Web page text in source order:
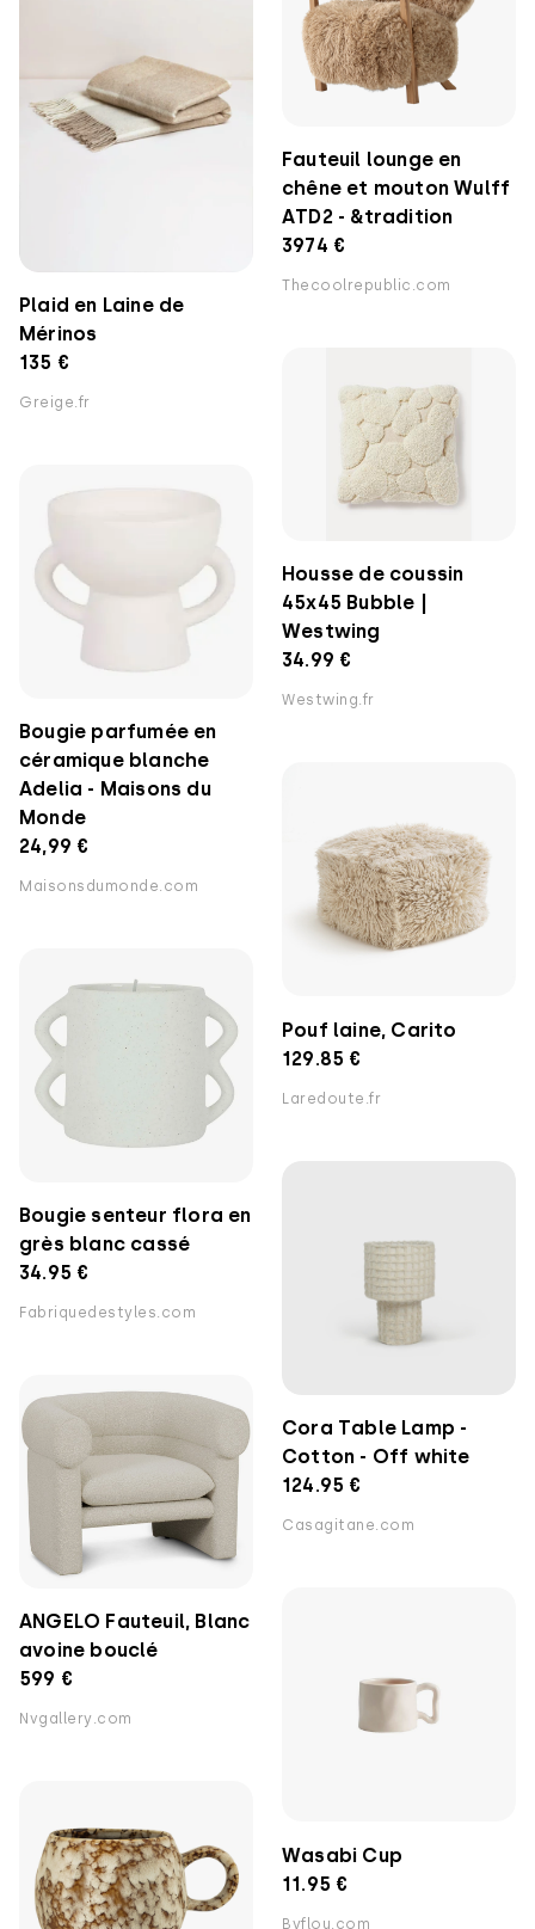
Fauteuil lounge en
chêne et mouton Wulff
ATD2 - &tradition
3974 €
Thecoolrepublic.com
Plaid en Laine de
Mérinos
135 €
Greige.fr
Housse de coussin
45x45 Bubble |
Westwing
34.99 €
Westwing.fr
Bougie parfumée en
céramique blanche
Adelia - Maisons du
Monde
24,99 €
Maisonsdumonde.com
Pouf laine, Carito
129.85 €
Laredoute.fr
Bougie senteur flora en
grès blanc cassé
34.95 €
Fabriquedestyles.com
Cora Table Lamp -
Cotton - Off white
124.95 €
Casagitane.com
ANGELO Fauteuil, Blanc
avoine bouclé
599 €
Nvgallery.com
Wasabi Cup
11.95 €
Byflou.com